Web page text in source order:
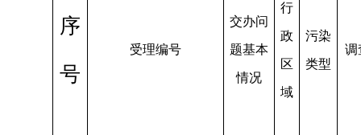
序
号
受理编号
交办问
题基本
情况
行
政
区
域
污染
类型
调